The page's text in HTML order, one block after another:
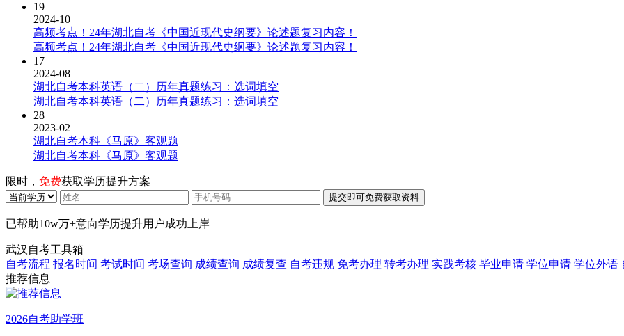
19
2024-10
高频考点！24年湖北自考《中国近现代史纲要》论述题复习内容！
高频考点！24年湖北自考《中国近现代史纲要》论述题复习内容！
17
2024-08
湖北自考本科英语（二）历年真题练习：选词填空
湖北自考本科英语（二）历年真题练习：选词填空
28
2023-02
湖北自考本科《马原》客观题
湖北自考本科《马原》客观题
限时， 免费获取学历提升方案
已帮助10w万+意向学历提升用户成功上岸
武汉自考工具箱
自考流程 报名时间 考试时间 考场查询 成绩查询 成绩复查 自考违规 免考办理 转考办理 实践考核 毕业申请 学位申请 学位外语
推荐信息
2026自考助学班